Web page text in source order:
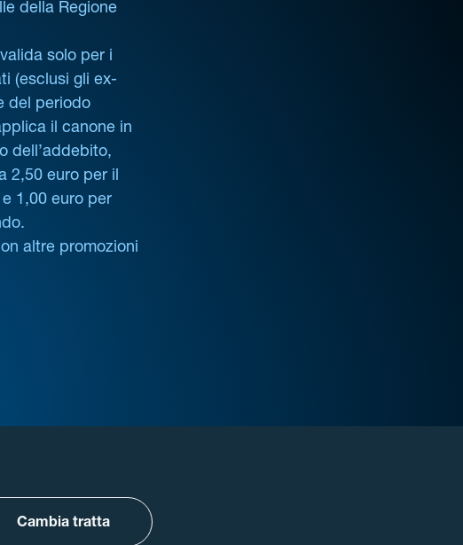
della Regione
solo per i
(esclusi gli ex-
del periodo
il canone in
dell’addebito,
2,50 euro per il
1,00 euro per
altre promozioni
Cambia tratta